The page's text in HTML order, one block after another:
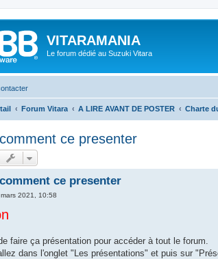
VITARAMANIA
Le forum dédié au Suzuki Vitara
Forum Vitara A LIRE AVANT DE POSTER Charte
ce presenter
ce presenter
2021, 10:58
faire ça présentation pour accéder à tout le forum.
dans l'onglet "Les présentations" et puis sur